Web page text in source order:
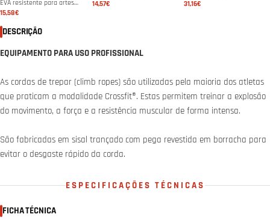
EVA resistente para artes
marciais & ginásio
15,58€
14,57€
31,16€
DESCRIÇÃO
EQUIPAMENTO PARA USO PROFISSIONAL
As cordas de trepar (climb ropes) são utilizadas pela maioria dos atletas
que praticam a modalidade Crossfit®. Estas permitem treinar a explosão
do movimento, a força e a resistência muscular de forma intensa.
São fabricadas em sisal trançado com pega revestida em borracha para
evitar o desgaste rápido da corda.
ESPECIFICAÇÕES TÉCNICAS
FICHA TÉCNICA